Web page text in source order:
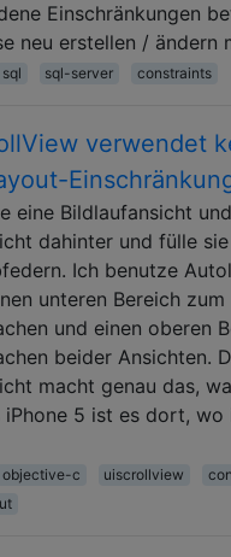
Einschränkungen
neu erstellen / ändern
sql sql-server constraints
verwendet
eine Bildlaufansicht
dahinter und fülle
Ich benutze
unteren Bereich zum
und einen oberen
beider Ansichten.
macht genau das,
iPhone 5 ist es dort, wo
objective-c uiscrollview